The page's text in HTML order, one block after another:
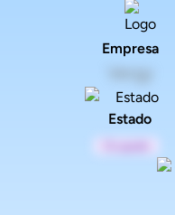
Empresa
Estado